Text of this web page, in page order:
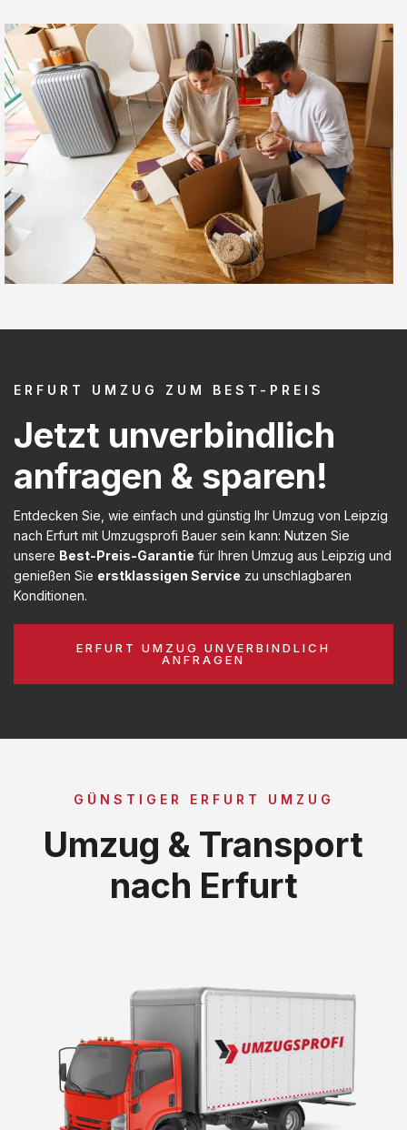
ERFURT UMZUG ZUM BEST-PREIS
Jetzt unverbindlich
anfragen & sparen!
Entdecken Sie, wie einfach und günstig Ihr Umzug von Leipzig
nach Erfurt mit Umzugsprofi Bauer sein kann: Nutzen Sie
unsere Best-Preis-Garantie für Ihren Umzug aus Leipzig und
genießen Sie erstklassigen Service zu unschlagbaren
Konditionen.
ERFURT UMZUG UNVERBINDLICH
ANFRAGEN
GÜNSTIGER ERFURT UMZUG
Umzug & Transport
nach Erfurt